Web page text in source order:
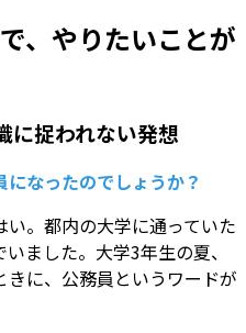
、やりたいことが
に捉われない発想
なったのでしょうか？
。都内の大学に通っていた
ました。大学3年生の夏、
に、公務員というワードが